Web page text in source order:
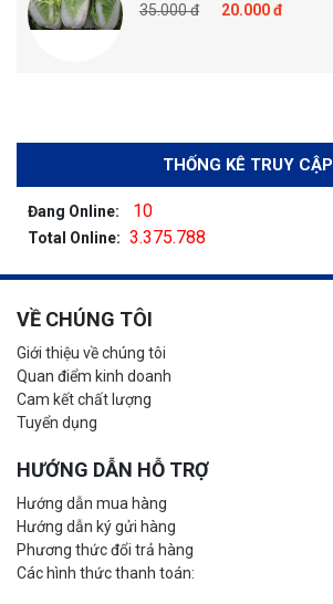
35.000 đ 20.000 đ
THỐNG KÊ TRUY CẬP
Đang Online: 10
Total Online: 3.375.788
VỀ CHÚNG TÔI
Giới thiệu về chúng tôi
Quan điểm kinh doanh
Cam kết chất lượng
Tuyển dụng
HƯỚNG DẪN HỖ TRỢ
Hướng dẫn mua hàng
Hướng dẫn ký gửi hàng
Phương thức đổi trả hàng
Các hình thức thanh toán: